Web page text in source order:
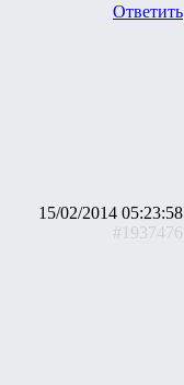
Ответить
15/02/2014 05:23:58
#1937476